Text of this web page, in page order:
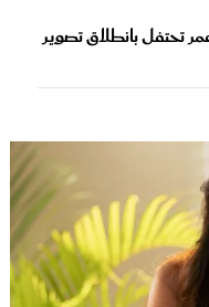
رمضان 2026... مي عمر تحتفل بانطلاق تصوير